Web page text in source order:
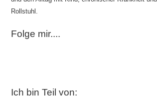
Rollstuhl.
Folge mir....
Ich bin Teil von: